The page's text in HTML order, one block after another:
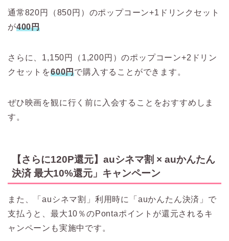
通常820円（850円）のポップコーン+1ドリンクセット
が400円
さらに、1,150円（1,200円）のポップコーン+2ドリン
クセットを600円で購入することができます。
ぜひ映画を観に行く前に入会することをおすすめしま
す。
【さらに120P還元】auシネマ割 × auかんたん
決済 最大10%還元」キャンペーン
また、「auシネマ割」利用時に「auかんたん決済」で
支払うと、最大10％のPontaポイントが還元されるキ
ャンペーンも実施中です。